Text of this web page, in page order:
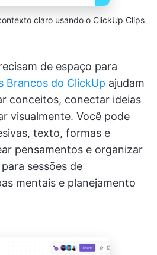
claro usando o ClickUp Clips
de espaço para
Brancos do ClickUp ajudam
conceitos, conectar ideias
visualmente. Você pode
texto, formas e
pensamentos e organizar
sessões de
mentais e planejamento